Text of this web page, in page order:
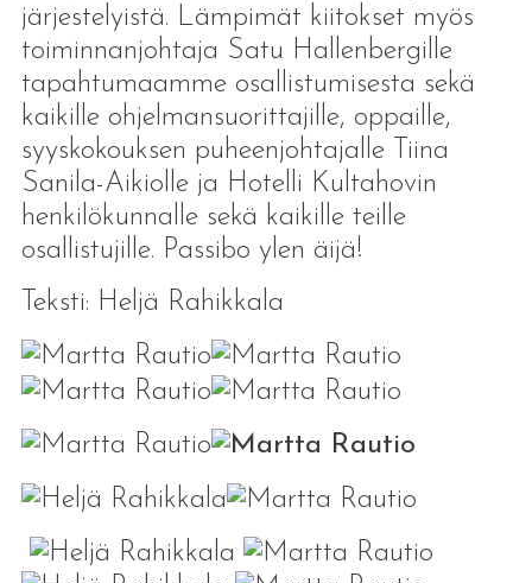
järjestelyistä. Lämpimät kiitokset myös
toiminnanjohtaja Satu Hallenbergille
tapahtumaamme osallistumisesta sekä
kaikille ohjelmansuorittajille, oppaille,
syyskokouksen puheenjohtajalle Tiina
Sanila-Aikiolle ja Hotelli Kultahovin
henkilökunnalle sekä kaikille teille
osallistujille. Passibo ylen äijä!
Teksti: Heljä Rahikkala